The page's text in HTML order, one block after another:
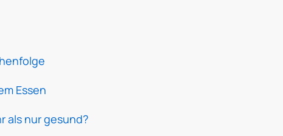
Essen
als nur gesund?